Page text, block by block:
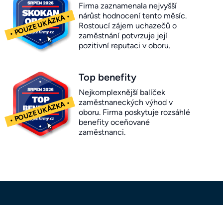
Firma zaznamenala nejvyšší
nárůst hodnocení tento měsíc.
Rostoucí zájem uchazečů o
zaměstnání potvrzuje její
pozitivní reputaci v oboru.
Top benefity
Nejkomplexnější balíček
zaměstnaneckých výhod v
oboru. Firma poskytuje rozsáhlé
benefity oceňované
zaměstnanci.